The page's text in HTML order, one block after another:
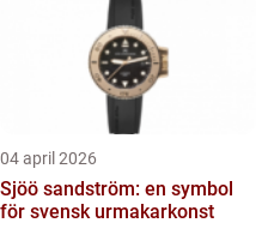
04 april 2026
Sjöö sandström: en symbol
för svensk urmakarkonst